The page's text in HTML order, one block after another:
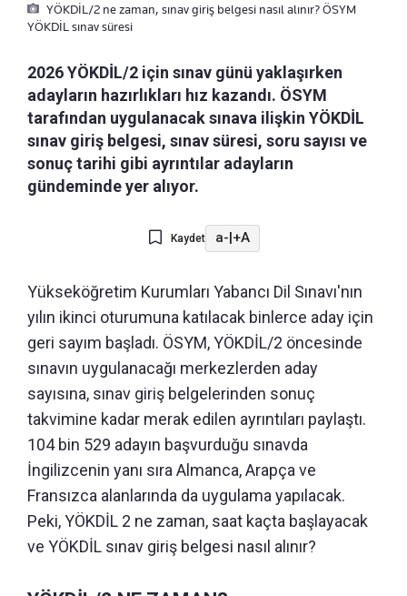
YÖKDİL/2 ne zaman, sınav giriş belgesi nasıl alınır? ÖSYM
YÖKDİL sınav süresi
2026 YÖKDİL/2 için sınav günü yaklaşırken
adayların hazırlıkları hız kazandı. ÖSYM
tarafından uygulanacak sınava ilişkin YÖKDİL
sınav giriş belgesi, sınav süresi, soru sayısı ve
sonuç tarihi gibi ayrıntılar adayların
gündeminde yer alıyor.
Kaydet a-|+A
Yükseköğretim Kurumları Yabancı Dil Sınavı'nın
yılın ikinci oturumuna katılacak binlerce aday için
geri sayım başladı. ÖSYM, YÖKDİL/2 öncesinde
sınavın uygulanacağı merkezlerden aday
sayısına, sınav giriş belgelerinden sonuç
takvimine kadar merak edilen ayrıntıları paylaştı.
104 bin 529 adayın başvurduğu sınavda
İngilizcenin yanı sıra Almanca, Arapça ve
Fransızca alanlarında da uygulama yapılacak.
Peki, YÖKDİL 2 ne zaman, saat kaçta başlayacak
ve YÖKDİL sınav giriş belgesi nasıl alınır?